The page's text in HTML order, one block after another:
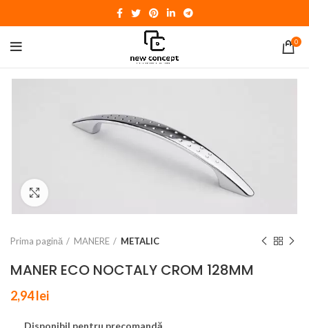
0
Prima pagină MANERE METALIC
MANER ECO NOCTALY CROM 128MM
2,94lei
Disponibil pentru precomandă